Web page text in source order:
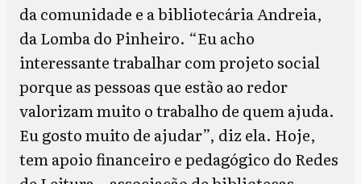
da comunidade e a bibliotecária Andreia,
da Lomba do Pinheiro. “Eu acho
interessante trabalhar com projeto social
porque as pessoas que estão ao redor
valorizam muito o trabalho de quem ajuda.
Eu gosto muito de ajudar”, diz ela. Hoje,
tem apoio financeiro e pedagógico do Redes